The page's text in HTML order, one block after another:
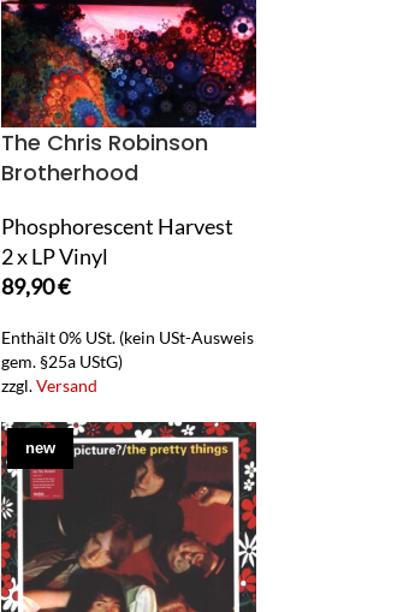
The Chris Robinson
Brotherhood
Phosphorescent Harvest
2 x LP Vinyl
89,90€
Enthält 0% USt. (kein USt-Ausweis
gem. §25a UStG)
zzgl.Versand
new